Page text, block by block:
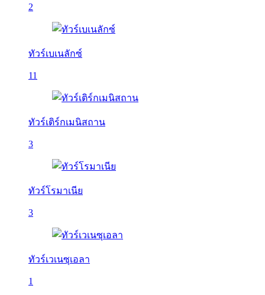
2
ทัวร์เบเนลักซ์
11
ทัวร์เติร์กเมนิสถาน
3
ทัวร์โรมาเนีย
3
ทัวร์เวเนซุเอลา
1